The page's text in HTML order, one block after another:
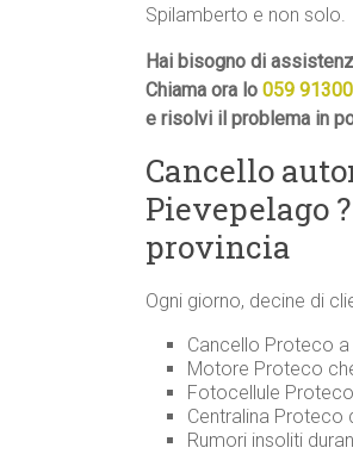
Spilamberto e non solo.
Hai bisogno di
Chiama ora lo 059
e risolvi il problema in
Cancello
Pievepelago
provincia
Ogni giorno, decine di
Cancello Proteco
Motore Proteco
Fotocellule
Centralina Proteco
Rumori insoliti